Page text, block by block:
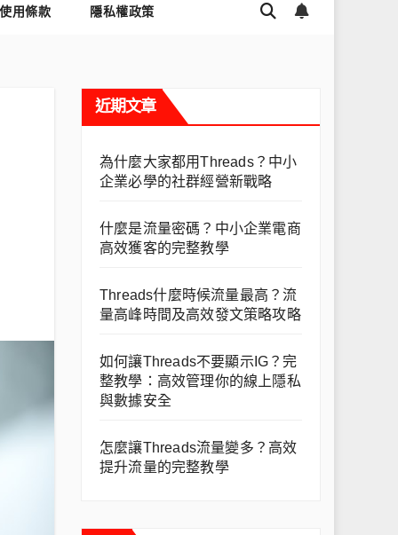
使用條款 隱私權政策
近期文章
為什麼大家都用Threads？中小
企業必學的社群經營新戰略
什麼是流量密碼？中小企業電商
高效獲客的完整教學
Threads什麼時候流量最高？流
量高峰時間及高效發文策略攻略
如何讓Threads不要顯示IG？完
整教學：高效管理你的線上隱私
與數據安全
怎麼讓Threads流量變多？高效
提升流量的完整教學